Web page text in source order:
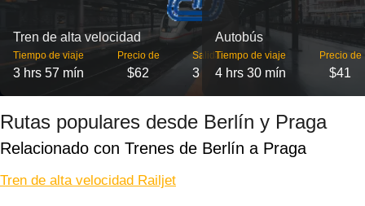
Tren de alta velocidad
Tiempo de viaje
3 hrs 57 mín
Precio de
$62
Salidas
3
Autobús
Tiempo de viaje
4 hrs 30 mín
Precio de
$41
Rutas populares desde Berlín y Praga
Relacionado con Trenes de Berlín a Praga
Tren de alta velocidad Railjet